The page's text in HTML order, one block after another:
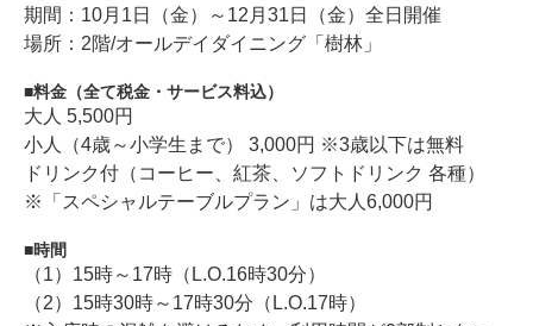
期間：10月1日（金）～12月31日（金）全日開催
場所：2階/オールデイダイニング「樹林」
料金（全て税金・サービス料込）
大人 5,500円
小人（4歳～小学生まで） 3,000円 ※3歳以下は無料
ドリンク付（コーヒー、紅茶、ソフトドリンク 各種）
※「スペシャルテーブルプラン」は大人6,000円
時間
（1）15時～17時（L.O.16時30分）
（2）15時30時～17時30分（L.O.17時）